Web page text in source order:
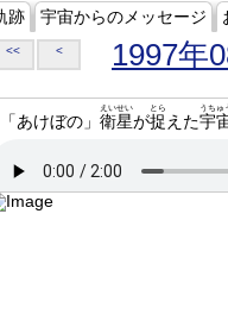
跡 宇宙からのメッセージ
<< < 1997年
あけぼの」 衛星
えいせい
が捉
とら
えた宇
うちゅ